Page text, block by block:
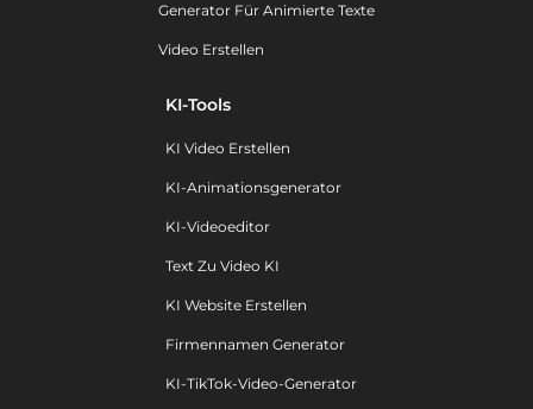
Generator Für Animierte Texte
Video Erstellen
KI-Tools
KI Video Erstellen
KI-Animationsgenerator
KI-Videoeditor
Text Zu Video KI
KI Website Erstellen
Firmennamen Generator
KI-TikTok-Video-Generator